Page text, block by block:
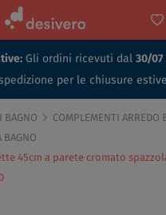
Gli ordini ricevuti dal 30/07
per le chiusure
BAGNO
COMPLEMENTI ARREDO
BAGNO
45cm a parete cromato